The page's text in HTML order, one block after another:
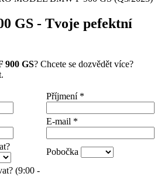
GS - Tvoje pefektní
900 GS? Chcete se dozvědět více?
Příjmení *
E-mail *
Pobočka
(9:00 -